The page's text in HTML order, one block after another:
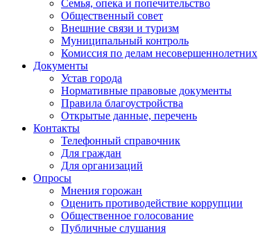
Семья, опека и попечительство
Общественный совет
Внешние связи и туризм
Муниципальный контроль
Комиссия по делам несовершеннолетних
Документы
Устав города
Нормативные правовые документы
Правила благоустройства
Открытые данные, перечень
Контакты
Телефонный справочник
Для граждан
Для организаций
Опросы
Мнения горожан
Оценить противодействие коррупции
Общественное голосование
Публичные слушания